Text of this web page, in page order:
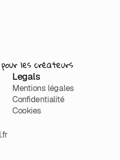
les créateurs
Legals
Mentions légales
Confidentialité
Cookies